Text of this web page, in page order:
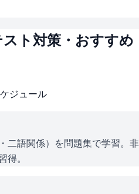
スト対策・おすすめ
ジュール
二語関係）を問題集で学習。非
得。